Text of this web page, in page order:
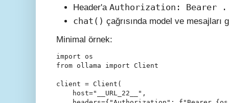
Header'a Authorization: Bearer
chat() çağrısında model ve mesajları
Minimal örnek:
import os
from ollama import Client
client = Client(
    host="__URL_22__",